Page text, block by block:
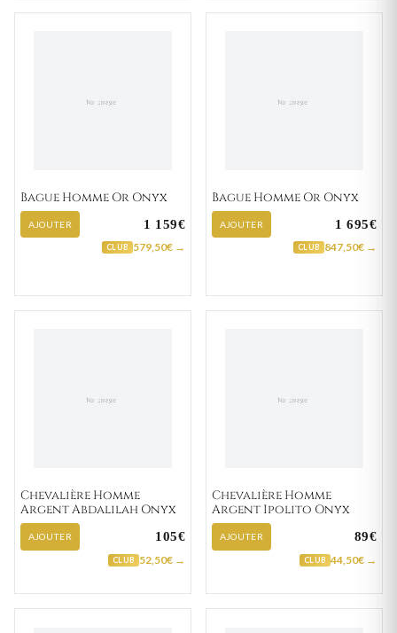
Bague Homme Or Onyx
AJOUTER 1 159€
CLUB 579,50€ →
Bague Homme Or Onyx
AJOUTER 1 695€
CLUB 847,50€ →
Chevalière Homme
Argent Abdalilah Onyx
AJOUTER 105€
CLUB 52,50€ →
Chevalière Homme
Argent Ipolito Onyx
AJOUTER 89€
CLUB 44,50€ →